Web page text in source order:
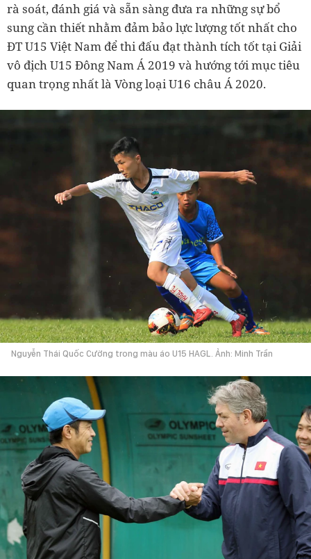
rà soát, đánh giá và sẵn sàng đưa ra những sự bổ
sung cần thiết nhằm đảm bảo lực lượng tốt nhất cho
ĐT U15 Việt Nam để thi đấu đạt thành tích tốt tại Giải
vô địch U15 Đông Nam Á 2019 và hướng tới mục tiêu
quan trọng nhất là Vòng loại U16 châu Á 2020.
Nguyễn Thái Quốc Cường trong màu áo U15 HAGL. Ảnh: Minh Trần